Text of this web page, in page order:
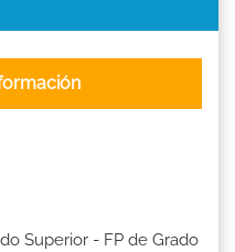
Superior - FP de Grado